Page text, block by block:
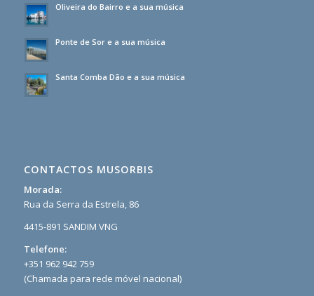
Oliveira do Bairro e a sua música
Ponte de Sor e a sua música
Santa Comba Dão e a sua música
CONTACTOS MUSORBIS
Morada:
Rua da Serra da Estrela, 86
4415-891 SANDIM VNG
Telefone:
+351 962 942 759
(Chamada para rede móvel nacional)